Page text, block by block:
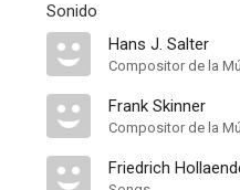
Sonido
Hans J. Salter
Compositor de la
Frank Skinner
Compositor de la
Friedrich